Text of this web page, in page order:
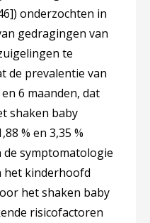
) onderzochten in
gedragingen van
te
de prevalentie van
6 maanden, dat
shaken baby
% en 3,35 %
de symptomatologie
het kinderhoofd
het shaken baby
risicofactoren